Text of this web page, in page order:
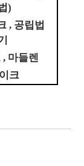
)
, 공립법
, 마들렌
크